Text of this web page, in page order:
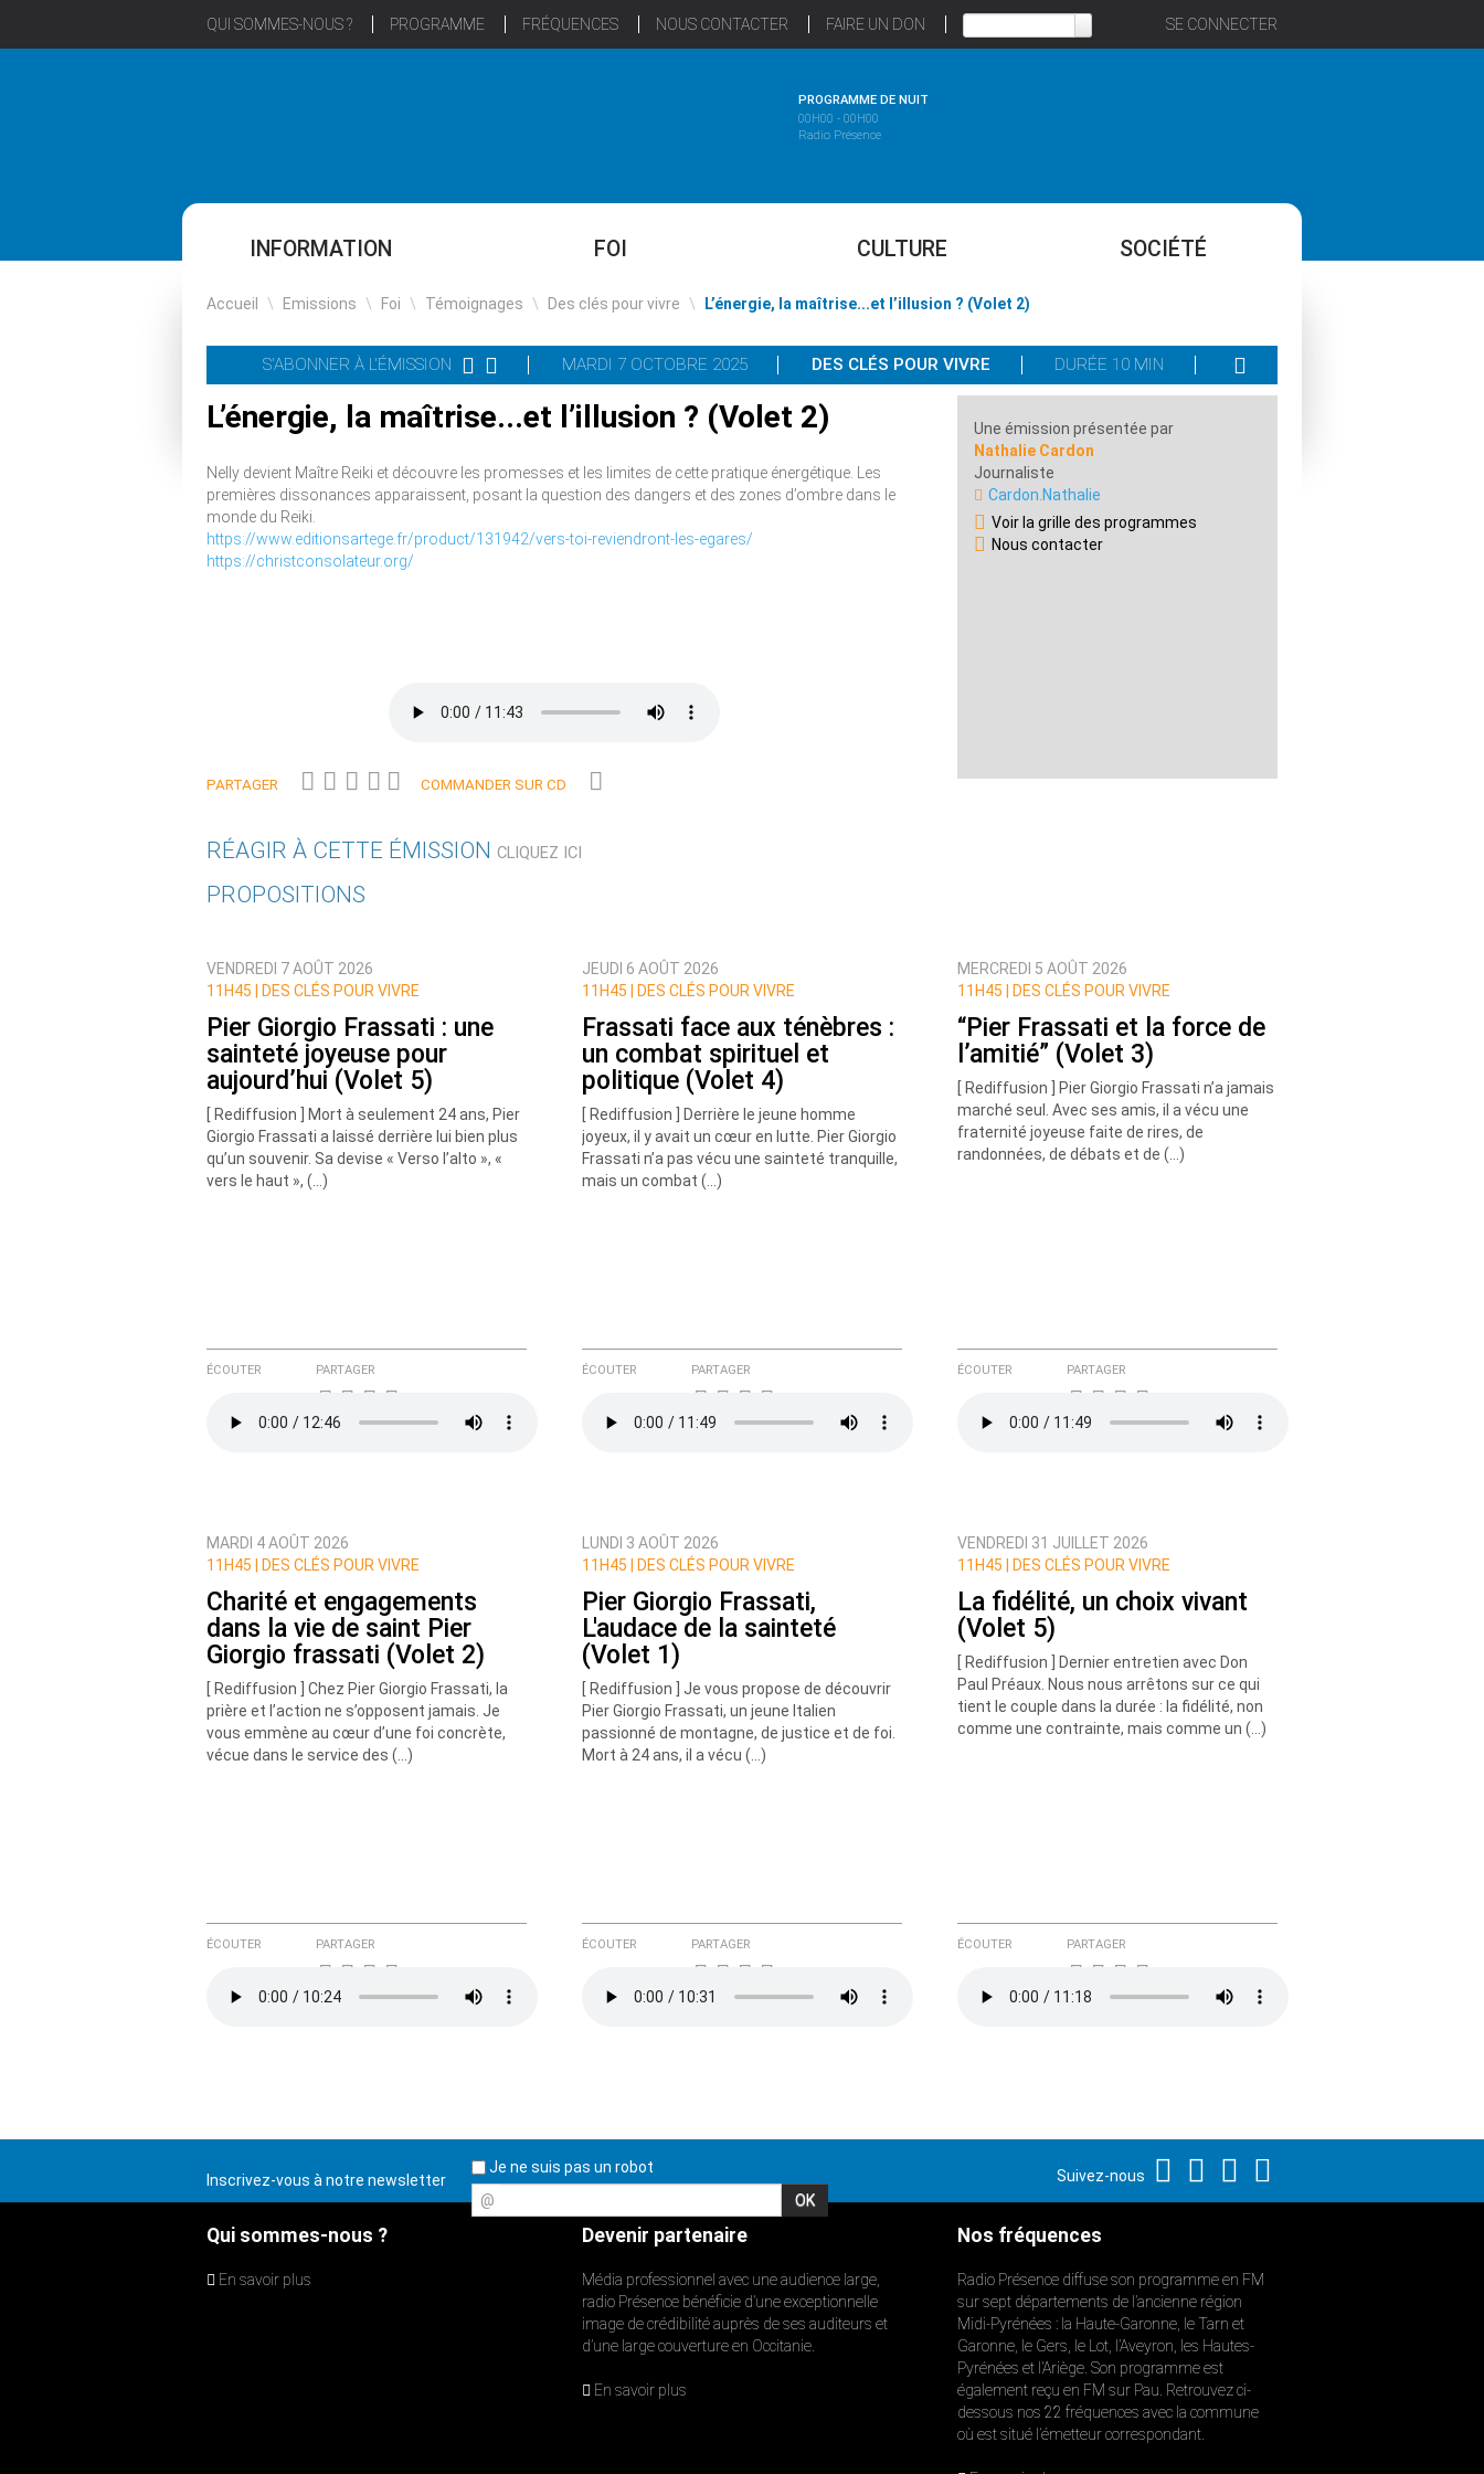
QUI SOMMES-NOUS ? PROGRAMME FRÉQUENCES NOUS CONTACTER FAIRE UN DON SE CONNECTER
PROGRAMME DE NUIT
00H00 - 00H00
Radio Présence
INFORMATION FOI CULTURE SOCIÉTÉ
Accueil \ Emissions \ Foi \ Témoignages \ Des clés pour vivre \ L’énergie, la maîtrise...et l’illusion ? (Volet 2)
S'ABONNER À L'ÉMISSION MARDI 7 OCTOBRE 2025 DES CLÉS POUR VIVRE DURÉE 10 MIN
L’énergie, la maîtrise...et l’illusion ? (Volet 2)
Nelly devient Maître Reiki et découvre les promesses et les limites de cette pratique énergétique. Les
premières dissonances apparaissent, posant la question des dangers et des zones d’ombre dans le
monde du Reiki.
https://www.editionsartege.fr/product/131942/vers-toi-reviendront-les-egares/
https://christconsolateur.org/
PARTAGER COMMANDER SUR CD
Une émission présentée par
Nathalie Cardon
Journaliste
Cardon.Nathalie
Voir la grille des programmes
Nous contacter
RÉAGIR À CETTE ÉMISSION CLIQUEZ ICI
Nom
Courriel (non publié)
Ajoutez votre commentaire ici
Prévenez-moi de tous les nouveaux commentaires de cette discussion par email
PROPOSITIONS
VENDREDI 7 AOÛT 2026
11H45 |
DES CLÉS POUR VIVRE
Pier Giorgio Frassati : une
sainteté joyeuse pour
aujourd’hui (Volet 5)
[ Rediffusion ] Mort à seulement 24 ans, Pier
Giorgio Frassati a laissé derrière lui bien plus
qu’un souvenir. Sa devise « Verso l’alto », «
vers le haut », (…)
ÉCOUTER PARTAGER
JEUDI 6 AOÛT 2026
11H45 |
DES CLÉS POUR VIVRE
Frassati face aux ténèbres :
un combat spirituel et
politique (Volet 4)
[ Rediffusion ] Derrière le jeune homme
joyeux, il y avait un cœur en lutte. Pier Giorgio
Frassati n’a pas vécu une sainteté tranquille,
mais un combat (…)
ÉCOUTER PARTAGER
MERCREDI 5 AOÛT 2026
11H45 |
DES CLÉS POUR VIVRE
“Pier Frassati et la force de
l’amitié” (Volet 3)
[ Rediffusion ] Pier Giorgio Frassati n’a jamais
marché seul. Avec ses amis, il a vécu une
fraternité joyeuse faite de rires, de
randonnées, de débats et de (…)
ÉCOUTER PARTAGER
MARDI 4 AOÛT 2026
11H45 |
DES CLÉS POUR VIVRE
Charité et engagements
dans la vie de saint Pier
Giorgio frassati (Volet 2)
[ Rediffusion ] Chez Pier Giorgio Frassati, la
prière et l’action ne s’opposent jamais. Je
vous emmène au cœur d’une foi concrète,
vécue dans le service des (…)
ÉCOUTER PARTAGER
LUNDI 3 AOÛT 2026
11H45 |
DES CLÉS POUR VIVRE
Pier Giorgio Frassati,
L'audace de la sainteté
(Volet 1)
[ Rediffusion ] Je vous propose de découvrir
Pier Giorgio Frassati, un jeune Italien
passionné de montagne, de justice et de foi.
Mort à 24 ans, il a vécu (…)
ÉCOUTER PARTAGER
VENDREDI 31 JUILLET 2026
11H45 |
DES CLÉS POUR VIVRE
La fidélité, un choix vivant
(Volet 5)
[ Rediffusion ] Dernier entretien avec Don
Paul Préaux. Nous nous arrêtons sur ce qui
tient le couple dans la durée : la fidélité, non
comme une contrainte, mais comme un (…)
ÉCOUTER PARTAGER
Inscrivez-vous à notre newsletter
Je ne suis pas un robot
@
Suivez-nous
Qui sommes-nous ?
En savoir plus
Devenir partenaire
Média professionnel avec une audience large,
radio Présence bénéficie d’une exceptionnelle
image de crédibilité auprès de ses auditeurs et
d’une large couverture en Occitanie.
En savoir plus
Nos fréquences
Radio Présence diffuse son programme en FM
sur sept départements de l’ancienne région
Midi-Pyrénées : la Haute-Garonne, le Tarn et
Garonne, le Gers, le Lot, l’Aveyron, les Hautes-
Pyrénées et l’Ariège. Son programme est
également reçu en FM sur Pau. Retrouvez ci-
dessous nos 22 fréquences avec la commune
où est situé l’émetteur correspondant.